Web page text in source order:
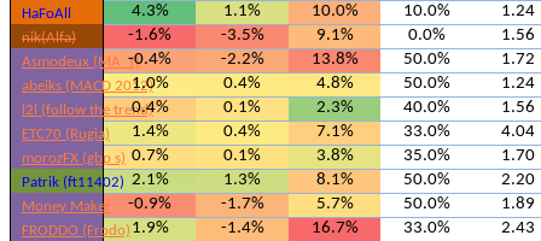
HaFoAll 4.3% 1.1% 10.0% 10.0% 1.24
nik(Alfa) -1.6% -3.5% 9.1% 0.0% 1.56
Asmodeux (MA_T)-0.4% -2.2% 13.8% 50.0% 1.72
abeiks (MACD 2012)
1.0% 0.4% 4.8% 50.0% 1.24
l2l (follow the trend)
0.4% 0.1% 2.3% 40.0% 1.56
ETC70 (Rugia) 1.4% 0.4% 7.1% 33.0% 4.04
morozFX (gbp s) 0.7% 0.1% 3.8% 35.0% 1.70
Patrik (ft11402) 2.1% 1.3% 8.1% 50.0% 2.20
Money Maker -0.9% -1.7% 5.7% 50.0% 1.89
FRODDO (Frodo) 1.9% -1.4% 16.7% 33.0% 2.43